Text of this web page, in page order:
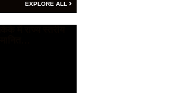
EXPLORE ALL